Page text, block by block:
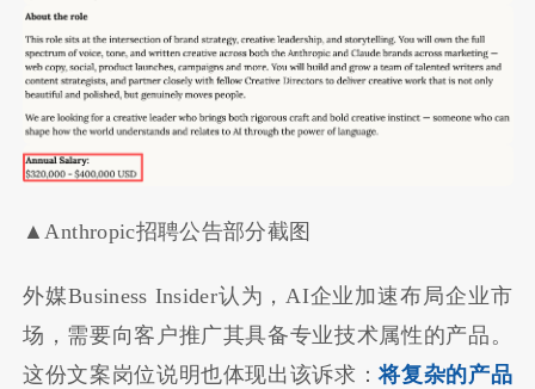
▲Anthropic招聘公告部分截图
外媒Business Insider认为，AI企业加速布局企业市
场，需要向客户推广其具备专业技术属性的产品。
这份文案岗位说明也体现出该诉求：将复杂的产品